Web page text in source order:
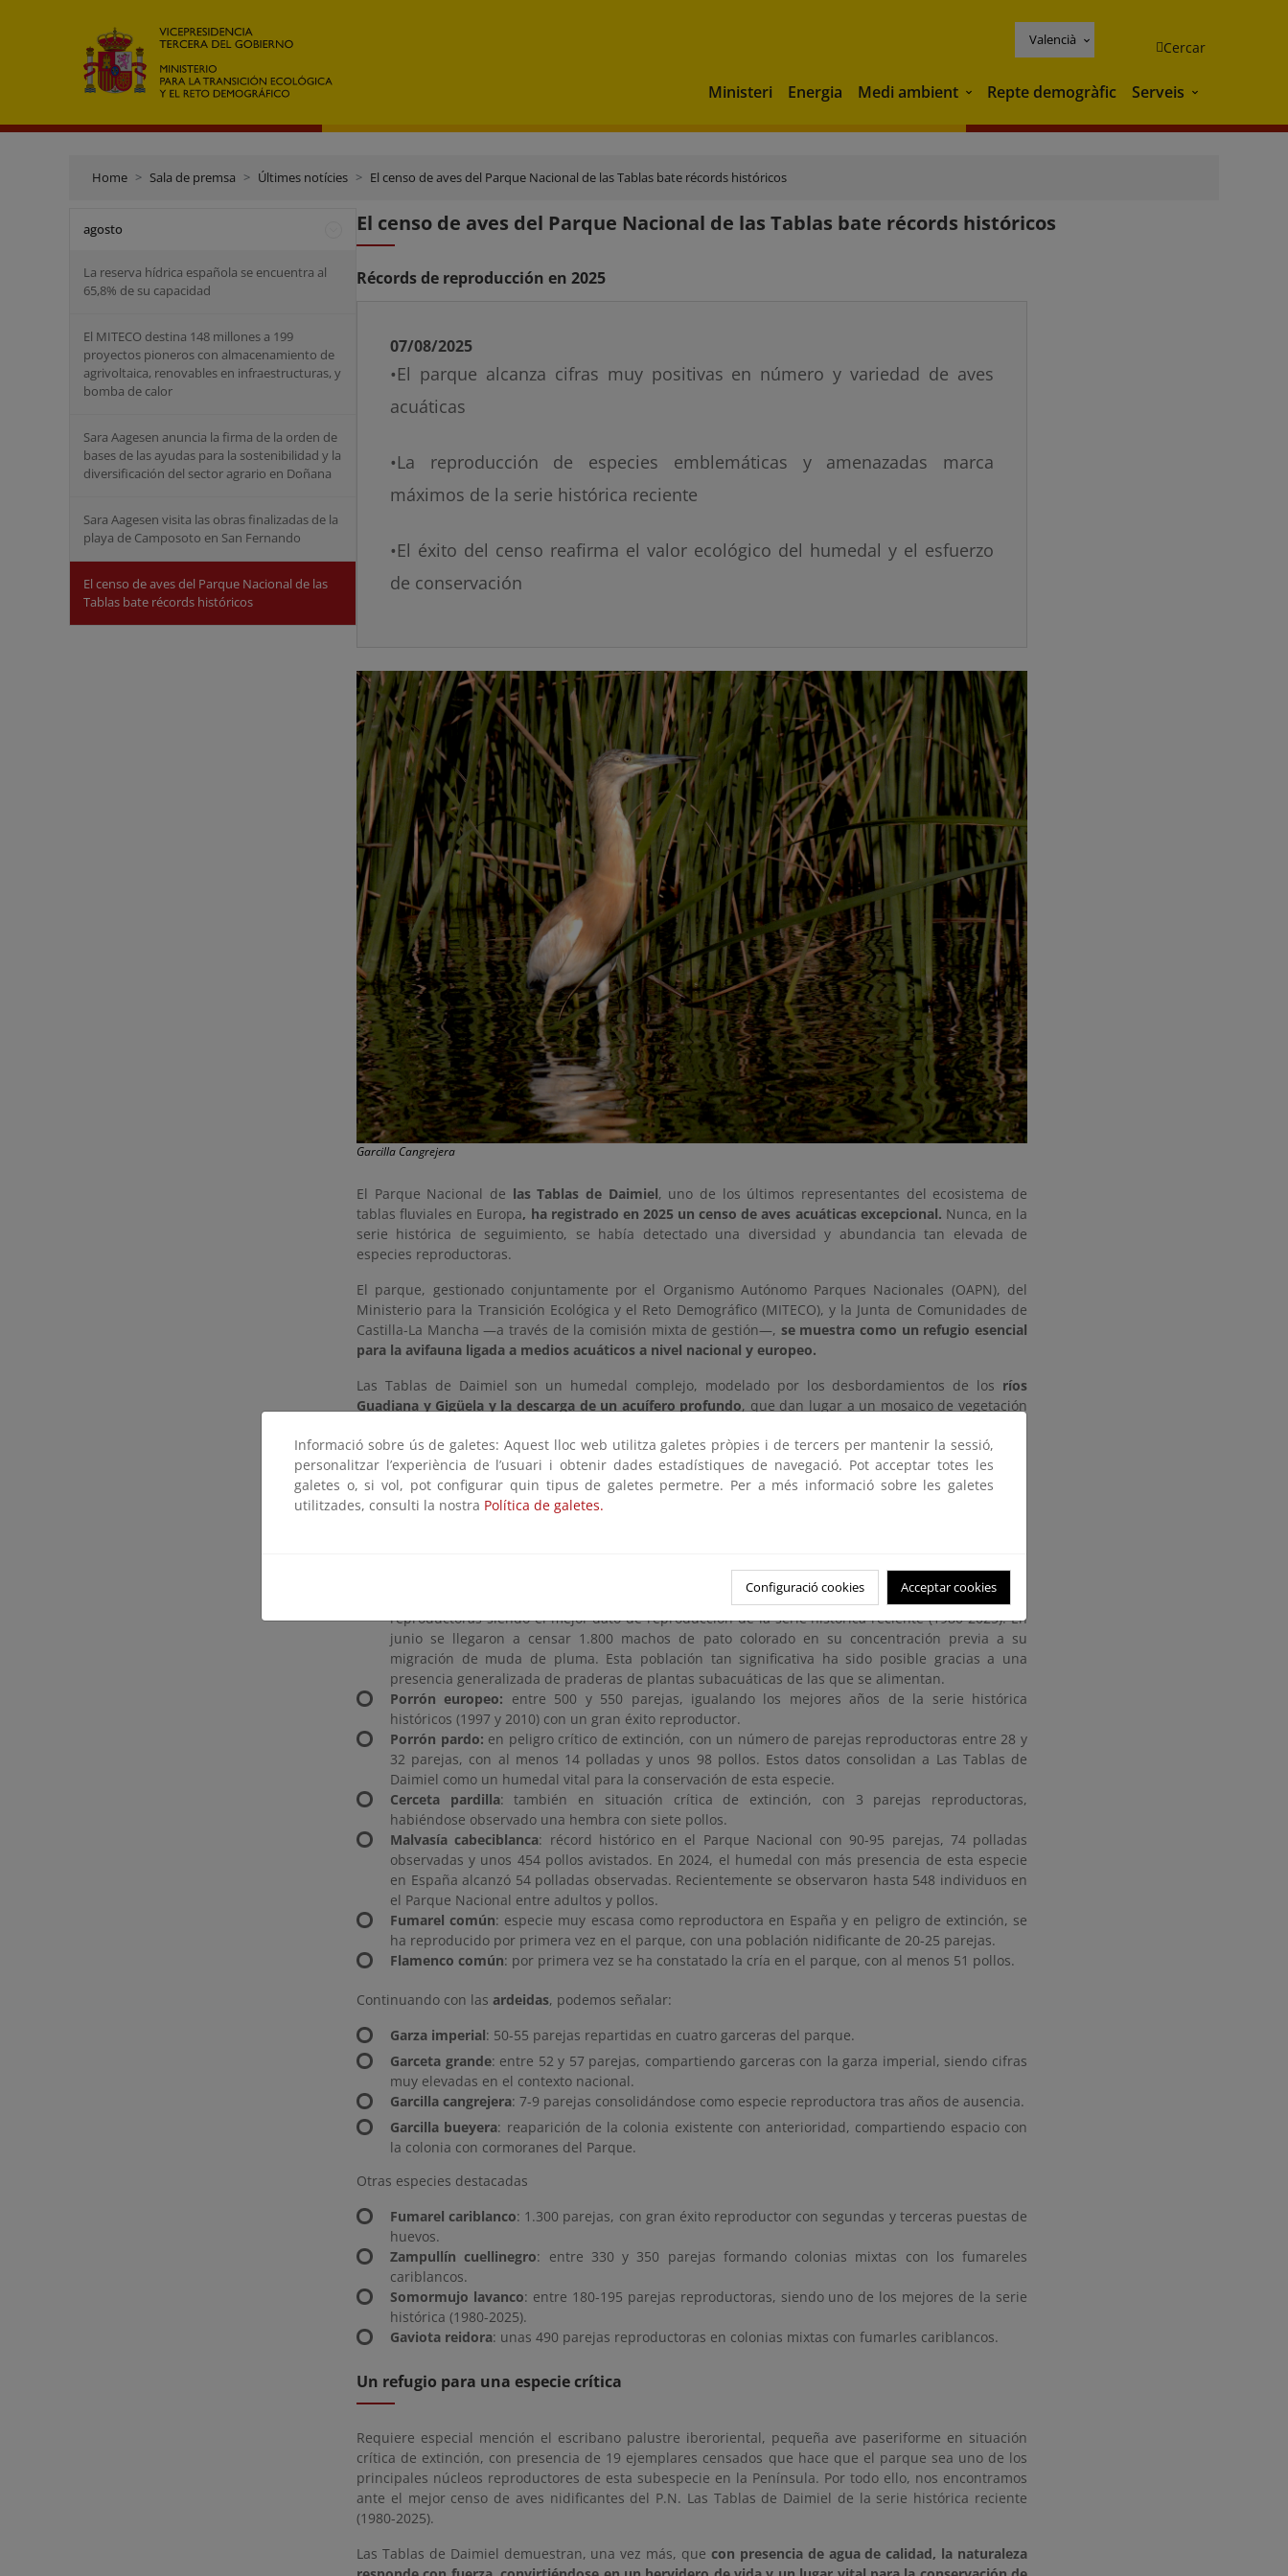
Valencià Cercar
Ministeri Energia Medi ambient Medi ambient
Repte demogràfic Serveis Serveis
Home Sala de premsa Últimes notícies El censo de aves del Parque Nacional de las Tablas bate récords históricos
agosto
La reserva hídrica española se encuentra al
65,8% de su capacidad
El MITECO destina 148 millones a 199
proyectos pioneros con almacenamiento de
agrivoltaica, renovables en infraestructuras, y
bomba de calor
Sara Aagesen anuncia la firma de la orden de
bases de las ayudas para la sostenibilidad y la
diversificación del sector agrario en Doñana
Sara Aagesen visita las obras finalizadas de la
playa de Camposoto en San Fernando
El censo de aves del Parque Nacional de las
Tablas bate récords históricos
El censo de aves del Parque Nacional de las Tablas bate récords históricos
Récords de reproducción en 2025
07/08/2025
•El parque alcanza cifras muy positivas en número y variedad de aves
acuáticas
•La reproducción de especies emblemáticas y amenazadas marca
máximos de la serie histórica reciente
•El éxito del censo reafirma el valor ecológico del humedal y el esfuerzo
de conservación
Garcilla Cangrejera
El Parque Nacional de las Tablas de Daimiel, uno de los últimos representantes del ecosistema de
tablas fluviales en Europa, ha registrado en 2025 un censo de aves acuáticas excepcional. Nunca, en la
serie histórica de seguimiento, se había detectado una diversidad y abundancia tan elevada de
especies reproductoras.
El parque, gestionado conjuntamente por el Organismo Autónomo Parques Nacionales (OAPN), del
Ministerio para la Transición Ecológica y el Reto Demográfico (MITECO), y la Junta de Comunidades de
Castilla-La Mancha —a través de la comisión mixta de gestión—, se muestra como un refugio esencial
para la avifauna ligada a medios acuáticos a nivel nacional y europeo.
Las Tablas de Daimiel son un humedal complejo, modelado por los desbordamientos de los ríos
Guadiana y Gigüela y la descarga de un acuífero profundo, que dan lugar a un mosaico de vegetación
por el cambio climático y la sobreexplotación de aguas subterráneas, cuando se recuperan los niveles
hídricos, el parque se transforma en un hervidero de vida.
Récords de reproducción en 2025
emblema del Parque Nacional, se han contabilizado entre 1.350 y 1.400 parejas
reproductoras siendo el mejor dato de reproducción de la serie histórica reciente (1980-2025). En
junio se llegaron a censar 1.800 machos de pato colorado en su concentración previa a su
migración de muda de pluma. Esta población tan significativa ha sido posible gracias a una
presencia generalizada de praderas de plantas subacuáticas de las que se alimentan.
Porrón europeo: entre 500 y 550 parejas, igualando los mejores años de la serie histórica
históricos (1997 y 2010) con un gran éxito reproductor.
Porrón pardo: en peligro crítico de extinción, con un número de parejas reproductoras entre 28 y
32 parejas, con al menos 14 polladas y unos 98 pollos. Estos datos consolidan a Las Tablas de
Daimiel como un humedal vital para la conservación de esta especie.
Cerceta pardilla: también en situación crítica de extinción, con 3 parejas reproductoras,
habiéndose observado una hembra con siete pollos.
Malvasía cabeciblanca: récord histórico en el Parque Nacional con 90-95 parejas, 74 polladas
observadas y unos 454 pollos avistados. En 2024, el humedal con más presencia de esta especie
en España alcanzó 54 polladas observadas. Recientemente se observaron hasta 548 individuos en
el Parque Nacional entre adultos y pollos.
Fumarel común: especie muy escasa como reproductora en España y en peligro de extinción, se
ha reproducido por primera vez en el parque, con una población nidificante de 20-25 parejas.
Flamenco común: por primera vez se ha constatado la cría en el parque, con al menos 51 pollos.
Continuando con las ardeidas, podemos señalar:
Garza imperial: 50-55 parejas repartidas en cuatro garceras del parque.
Garceta grande: entre 52 y 57 parejas, compartiendo garceras con la garza imperial, siendo cifras
muy elevadas en el contexto nacional.
Garcilla cangrejera: 7-9 parejas consolidándose como especie reproductora tras años de ausencia.
Garcilla bueyera: reaparición de la colonia existente con anterioridad, compartiendo espacio con
la colonia con cormoranes del Parque.
Otras especies destacadas
Fumarel cariblanco: 1.300 parejas, con gran éxito reproductor con segundas y terceras puestas de
huevos.
Zampullín cuellinegro: entre 330 y 350 parejas formando colonias mixtas con los fumareles
cariblancos.
Somormujo lavanco: entre 180-195 parejas reproductoras, siendo uno de los mejores de la serie
histórica (1980-2025).
Gaviota reidora: unas 490 parejas reproductoras en colonias mixtas con fumarles cariblancos.
Un refugio para una especie crítica
Requiere especial mención el escribano palustre iberoriental, pequeña ave paseriforme en situación
crítica de extinción, con presencia de 19 ejemplares censados que hace que el parque sea uno de los
principales núcleos reproductores de esta subespecie en la Península. Por todo ello, nos encontramos
ante el mejor censo de aves nidificantes del P.N. Las Tablas de Daimiel de la serie histórica reciente
(1980-2025).
Las Tablas de Daimiel demuestran, una vez más, que con presencia de agua de calidad, la naturaleza
Informació sobre ús de galetes: Aquest lloc web utilitza galetes pròpies i de tercers per mantenir la sessió,
personalitzar l’experiència de l’usuari i obtenir dades estadístiques de navegació. Pot acceptar totes les
galetes o, si vol, pot configurar quin tipus de galetes permetre. Per a més informació sobre les galetes
utilitzades, consulti la nostra Política de galetes.
Configuració cookies Acceptar cookies